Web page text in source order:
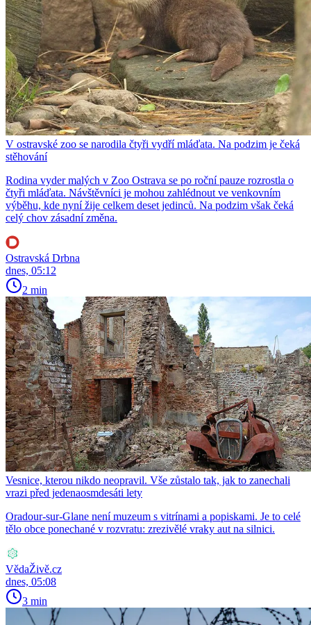
V ostravské zoo se narodila čtyři vydří mláďata. Na podzim je čeká
stěhování
Rodina vyder malých v Zoo Ostrava se po roční pauze rozrostla o
čtyři mláďata. Návštěvníci je mohou zahlédnout ve venkovním
výběhu, kde nyní žije celkem deset jedinců. Na podzim však čeká
celý chov zásadní změna.
Ostravská Drbna
dnes, 05:12
2 min
Vesnice, kterou nikdo neopravil. Vše zůstalo tak, jak to zanechali
vrazi před jedenaosmdesáti lety
Oradour-sur-Glane není muzeum s vitrínami a popiskami. Je to celé
tělo obce ponechané v rozvratu: zrezivělé vraky aut na silnici.
VědaŽivě.cz
dnes, 05:08
3 min